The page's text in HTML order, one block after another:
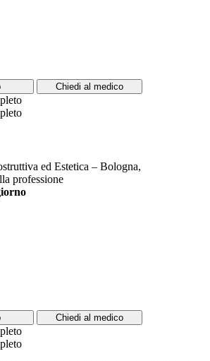
Chiedi al medico
ed Estetica – Bologna,
professione
Chiedi al medico